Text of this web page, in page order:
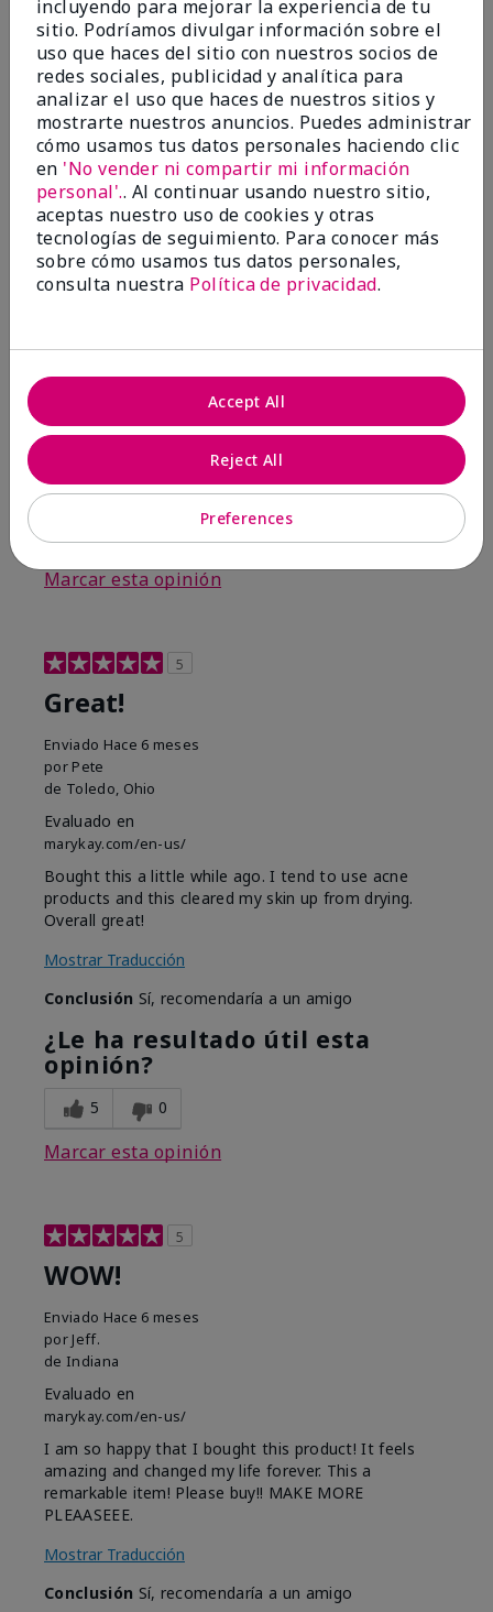
Satisfied
EnviadoHace 3 meses
porKeyrone
de LaBelle, FL
Evaluado en
marykay.com/en-us/
Since using MK products, my skin hasn't been as oily.
I've received compliments that my complexion has
improved, and most of all, my skin doesn't feel dry or
irritated after use. Moisturizers are usually hard to
Tyre, for introducing me to these products!
ConclusiónSí, recomendaría a un amigo
¿Le ha resultado útil esta
opinión?
Marcar esta opinión
5
Great!
Enviado Hace 6 meses
por Pete
de Toledo, Ohio
Evaluado en
marykay.com/en-us/
Bought this a little while ago. I tend to use acne
products and this cleared my skin up from drying.
Overall great!
Mostrar Traducción
Conclusión Sí, recomendaría a un amigo
¿Le ha resultado útil esta
opinión?
5 0
Marcar esta opinión
5
WOW!
Enviado Hace 6 meses
por Jeff.
de Indiana
Evaluado en
marykay.com/en-us/
I am so happy that I bought this product! It feels
amazing and changed my life forever. This a
remarkable item! Please buy!! MAKE MORE
PLEAASEEE.
Mostrar Traducción
Conclusión Sí, recomendaría a un amigo
incluyendo para mejorar la experiencia de tu
sitio. Podríamos divulgar información sobre el
uso que haces del sitio con nuestros socios de
redes sociales, publicidad y analítica para
analizar el uso que haces de nuestros sitios y
mostrarte nuestros anuncios. Puedes administrar
cómo usamos tus datos personales haciendo clic
en 'No vender ni compartir mi información
personal'.. Al continuar usando nuestro sitio,
aceptas nuestro uso de cookies y otras
tecnologías de seguimiento. Para conocer más
sobre cómo usamos tus datos personales,
consulta nuestra Política de privacidad.
Preferences
Reject All
Accept All